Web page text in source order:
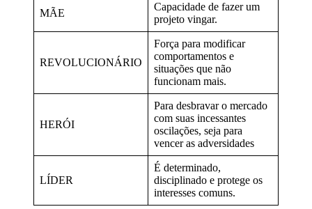
MÃE
Capacidade de fazer um
projeto vingar.
REVOLUCIONÁRIO
Força para modificar
comportamentos e
situações que não
funcionam mais.
HERÓI
Para desbravar o mercado
com suas incessantes
oscilações, seja para
vencer as adversidades
LÍDER
É determinado,
disciplinado e protege os
interesses comuns.